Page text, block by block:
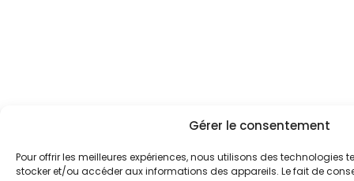
Gérer le consentement
Pour offrir les meilleures expériences, nous utilisons des technologies
stocker et/ou accéder aux informations des appareils. Le fait de